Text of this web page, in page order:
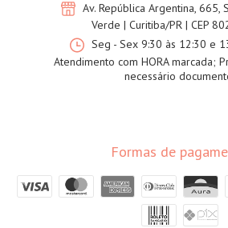
Av. República Argentina, 665,
Verde | Curitiba/PR | CEP
Seg - Sex 9:30 às 12:30 e
Atendimento com HORA marcada;
necessário
Formas de